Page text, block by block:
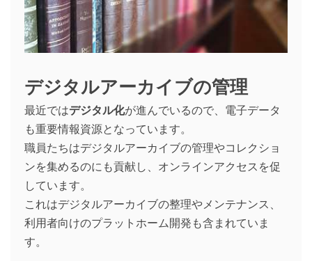
デジタルアーカイブの管理
最近ではデジタル化が進んでいるので、電子データ
も重要情報資源となっています。
職員たちはデジタルアーカイブの管理やコレクショ
ンを集めるのにも貢献し、オンラインアクセスを促
しています。
これはデジタルアーカイブの整理やメンテナンス、
利用者向けのプラットホーム開発も含まれていま
す。